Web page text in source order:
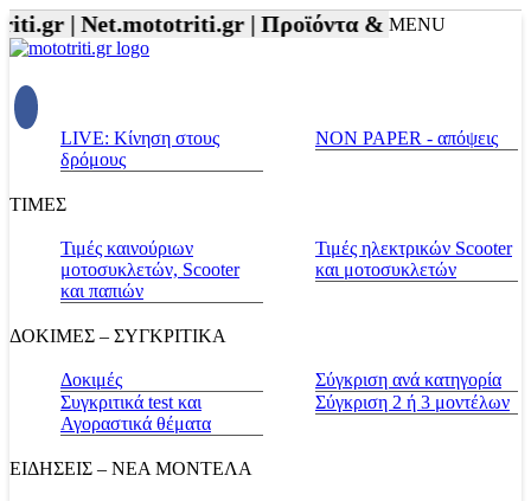
|Net.mototriti.gr |Προϊόντα & Υπηρεσίες |
MENU
LIVE: Κίνηση στους
δρόμους
NON PAPER - απόψεις
ΤΙΜΕΣ
Τιμές καινούριων
μοτοσυκλετών, Scooter
και παπιών
Τιμές ηλεκτρικών Scooter
και μοτοσυκλετών
ΔΟΚΙΜΕΣ – ΣΥΓΚΡΙΤΙΚΑ
Δοκιμές
Συγκριτικά test και
Αγοραστικά θέματα
Σύγκριση ανά κατηγορία
Σύγκριση 2 ή 3 μοντέλων
ΕΙΔΗΣΕΙΣ – ΝΕΑ ΜΟΝΤΕΛΑ